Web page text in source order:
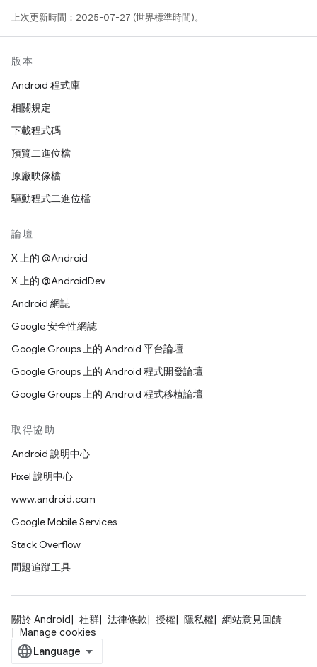
上次更新時間：2025-07-27 (世界標準時間)。
版本
Android 程式庫
相關規定
下載程式碼
預覽二進位檔
原廠映像檔
驅動程式二進位檔
論壇
X 上的 @Android
X 上的 @AndroidDev
Android 網誌
Google 安全性網誌
Google Groups 上的 Android 平台論壇
Google Groups 上的 Android 程式開發論壇
Google Groups 上的 Android 程式移植論壇
取得協助
Android 說明中心
Pixel 說明中心
www.android.com
Google Mobile Services
Stack Overflow
問題追蹤工具
關於 Android 社群 法律條款 授權 隱私權
網站意見回饋
Manage cookies